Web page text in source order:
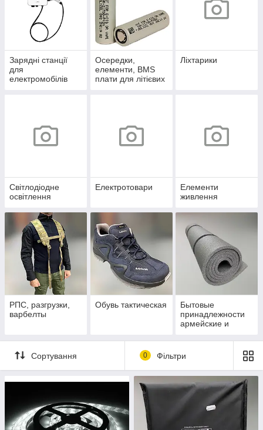
Зарядні станції
для
електромобілів
Осередки,
елементи, BMS
плати для літієвих
Ліхтарики
Світлодіодне
освітлення
Електротовари
Елементи
живлення
РПС, разгрузки,
варбелты
Обувь тактическая
Бытовые
принадлежности
армейские и
Сортування 0 Фільтри